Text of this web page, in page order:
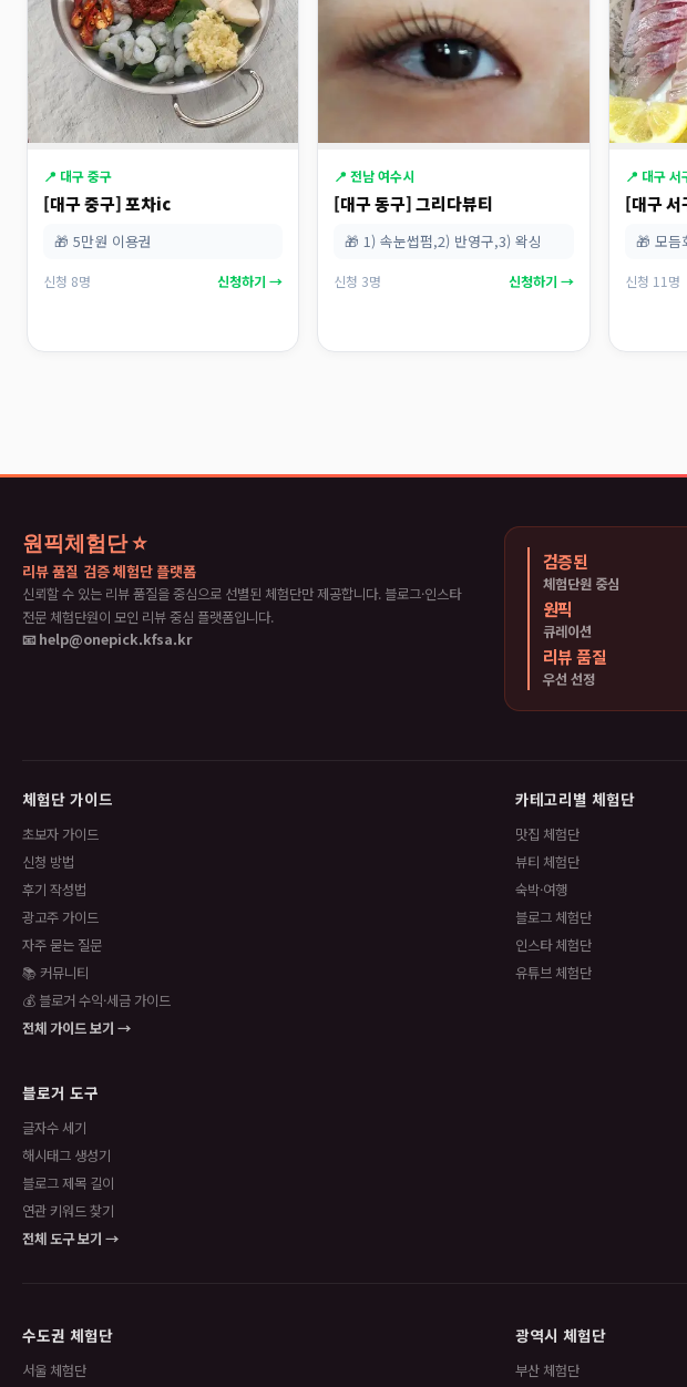
📍 대구 중구
[대구 중구] 포차ic
🎁 5만원 이용권
신청 8명 신청하기 →
📍 전남 여수시
[대구 동구] 그리다뷰티
🎁 1) 속눈썹펌,2) 반영구,3) 왁싱
신청 3명 신청하기 →
📍 대구 서
[대구 서
🎁 모듬
신청 11명
원픽체험단 ⭐
리뷰 품질 검증 체험단 플랫폼
신뢰할 수 있는 리뷰 품질을 중심으로 선별된 체험단만 제공합니다. 블로그·인스타
전문 체험단원이 모인 리뷰 중심 플랫폼입니다.
📧 help@onepick.kfsa.kr
검증된
체험단원 중심
원픽
큐레이션
리뷰 품질
우선 선정
체험단 가이드
초보자 가이드
신청 방법
후기 작성법
광고주 가이드
자주 묻는 질문
📚 커뮤니티
💰 블로거 수익·세금 가이드
전체 가이드 보기 →
카테고리별 체험단
맛집 체험단
뷰티 체험단
숙박·여행
블로그 체험단
인스타 체험단
유튜브 체험단
블로거 도구
글자수 세기
해시태그 생성기
블로그 제목 길이
연관 키워드 찾기
전체 도구 보기 →
수도권 체험단
서울 체험단
광역시 체험단
부산 체험단